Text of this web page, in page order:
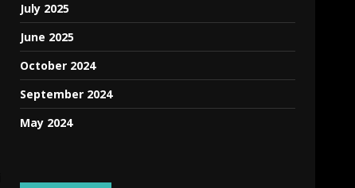
July 2025
June 2025
October 2024
September 2024
May 2024